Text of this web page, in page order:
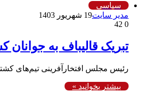
سیاسی
مدیر سایت19 شهریور 1403
0
تبریک قالیباف به جوانان
رئیس مجلس افتخارآفرینی تیم‌های
بیشتر بخوانید »